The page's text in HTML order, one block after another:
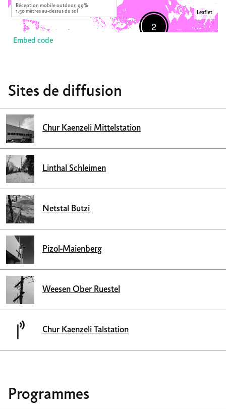
2
Leaflet
Réception mobile outdoor, 99%
1.50 mètres au-dessus du sol
Embed code
Sites de diffusion
Chur Kaenzeli Mittelstation
Linthal Schleimen
Netstal Butzi
Pizol-Maienberg
Weesen Ober Ruestel
Chur Kaenzeli Talstation
Programmes